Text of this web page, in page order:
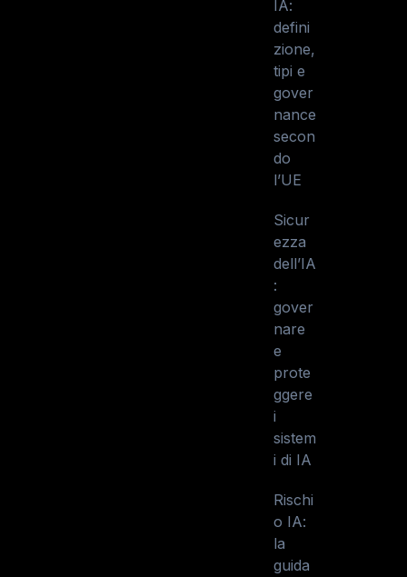
IA:
defini
zione,
tipi e
gover
nance
secon
do
l’UE
Sicur
ezza
dell’IA
:
gover
nare
e
prote
ggere
i
sistem
i di IA
Rischi
o IA:
la
guida